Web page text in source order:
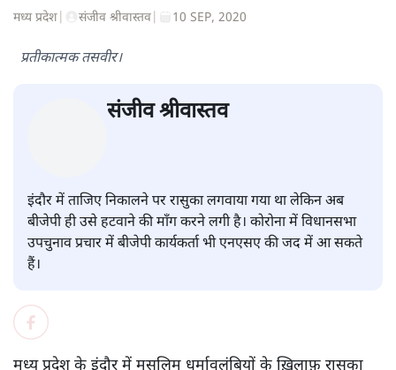
मध्य प्रदेश संजीव श्रीवास्तव 10 SEP, 2020
प्रतीकात्मक तसवीर।